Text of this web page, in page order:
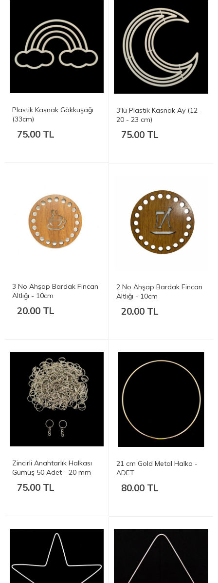
Plastik Kasnak Gökkuşağı
(33cm)
75.00 TL
3'lü Plastik Kasnak Ay (12 -
20 - 23 cm)
75.00 TL
3 No Ahşap Bardak Fincan
Altlığı - 10cm
20.00 TL
2 No Ahşap Bardak Fincan
Altlığı - 10cm
20.00 TL
Zincirli Anahtarlık Halkası
Gümüş 50 Adet - 20 mm
75.00 TL
21 cm Gold Metal Halka -
ADET
80.00 TL